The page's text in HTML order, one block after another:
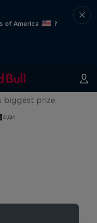
of America
?
BC One
biggest prize